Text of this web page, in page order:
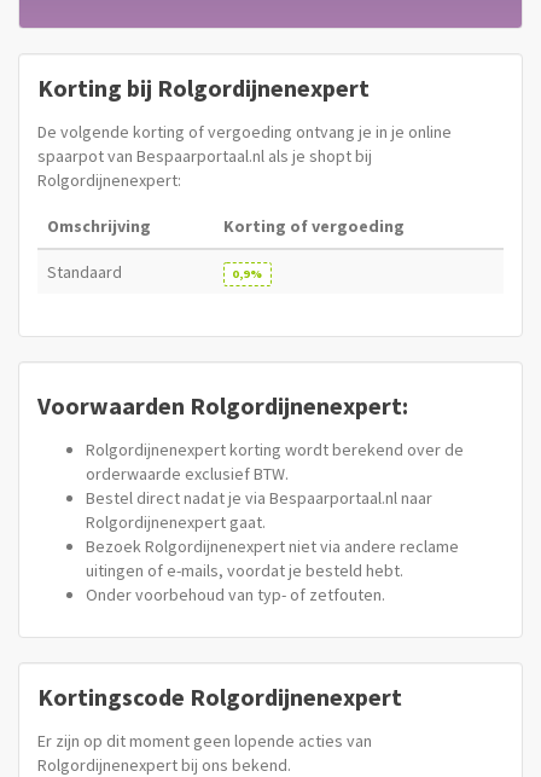
Korting bij Rolgordijnenexpert
De volgende korting of vergoeding ontvang je in je online
spaarpot van Bespaarportaal.nl als je shopt bij
Rolgordijnenexpert:
Omschrijving Korting of vergoeding
Standaard 0,9%
Voorwaarden Rolgordijnenexpert:
Rolgordijnenexpert korting wordt berekend over de
orderwaarde exclusief BTW.
Bestel direct nadat je via Bespaarportaal.nl naar
Rolgordijnenexpert gaat.
Bezoek Rolgordijnenexpert niet via andere reclame
uitingen of e-mails, voordat je besteld hebt.
Onder voorbehoud van typ- of zetfouten.
Kortingscode Rolgordijnenexpert
Er zijn op dit moment geen lopende acties van
Rolgordijnenexpert bij ons bekend.